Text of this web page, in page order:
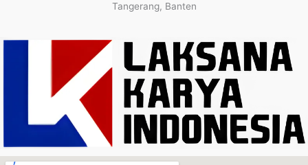
Tangerang, Banten